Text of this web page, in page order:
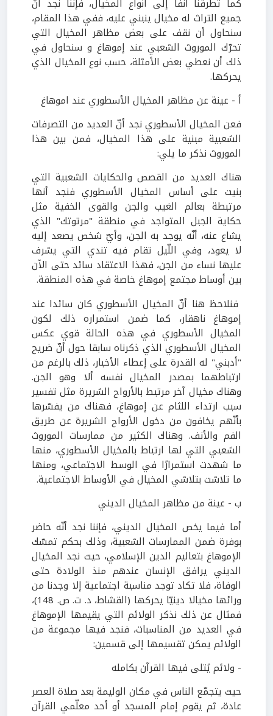
كما تطرقنا آنفًا إلى أنواع المخيال، فإننا نجد أنّ
جميع التراث له مخيال ينبني عليه، ففي هذا المقام،
سنحاول أن نقف على بعض مظاهر المخيال التي
تحرّك الموروث الشعبي عند إموهاغ و سنحاول في
ذلك أن نعطي بعض الأمثلة، حسب نوع المخيال الذي
يحركها.
أ - عينة عن مظاهر المخيال الأسطوري عند اموهاغ
فعن المخيال الأسطوري نجد أنّ العديد من التصرفات
الشعبية مبنية على هذا المخيال، فمن بين هذا
الموروث نذكر ما يلي:
هناك العديد من القصص والحكايات الشعبية التي
بنيت على أساس المخيال الأسطوري فنجد أنها
مرتبطة بعالم الغيب والجن والقوى الخفية مثل
حكاية الجبل المتواجد في منطقة "مرتوتك" الذي
يشاع عنه، أنّه يوجد به الجن، وأيّ شخص يصعد إليه
لا يعود، وفي اللّيل تقام فيه تندي التي يشرف
عليها نساء من الجن، فهذا الاعتقاد سائد حتى الآن
بين أوساط مجتمع إموهاغ خاصة في هذه المنطقة.
فنلاحظ هنا أنّ المخيال الأسطوري كان سائدا عند
إموهاغ ناهقار، كما ضمن استمراره ذلك لكون
المخيال الأسطوري في هذه الحالة قوي عكس
المخيال الأسطوري الذي ذكرناه سابقا حول أنّ ضريح
"أدبني" له القدرة على إعطاء الأخبار، ذلك بالرغم من
ارتباطهما بمصدر المخيال نفسه ألا وهو الجن.
وهناك مخيال آخر مرتبط بالأرواح الشريرة مثل تفسير
سبب ارتداء اللثام عن إموهاغ، فهناك من يفسّرها
بأنّهم يخافون من دخول الأرواح الشريرة عن طريق
الفم والأنف. وهناك الكثير من ممارسات الموروث
الشعبي التي لها ارتباط بالمخيال الأسطوري، منها
ما شهدت استمرارًا في الوسط الاجتماعي، ومنها
ما تلاشت بتلاشي المخيال في الأوساط الاجتماعية.
ب - عينة من مظاهر المخيال الديني
أما فيما يخص المخيال الديني، فإننا نجد أنّه حاضر
بوفرة ضمن الممارسات الشعبية، وذلك بحكم تمسّك
الإموهاغ بتعاليم الدين الإسلامي، حيث نجد المخيال
الديني يرافق الإنسان عندهم منذ الولادة حتى
الوفاة، فلا تكاد توجد مناسبة اجتماعية إلا وجدنا من
ورائها مخيالا دينيّا يحركها (القشاط، د. ت. ص. 148)،
فمثال عن ذلك نذكر الولائم التي يقيمها الإموهاغ
في العديد من المناسبات، فنجد فيها مجموعة من
الولائم يمكن تقسيمها إلى قسمين:
- ولائم يُتلى فيها القرآن بكامله
حيث يتجمّع الناس في مكان الوليمة بعد صلاة العصر
عادة، ثم يقوم إمام المسجد أو أحد معلّمي القرآن